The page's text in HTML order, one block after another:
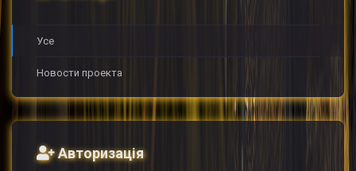
Усе
Новости проекта
Авторизація